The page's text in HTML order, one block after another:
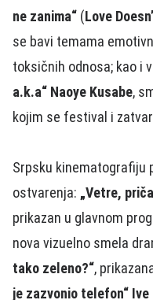
ne zanima“ (Love
se bavi temama
toksičnih odnosa; kao i
a.k.a“ Naoye Kusabe,
kojim se festival i
Srpsku kinematografiju
ostvarenja: „Vetre,
prikazan u glavnom
nova vizuelno smela
tako zeleno?“,
je zazvonio telefon“ Ive